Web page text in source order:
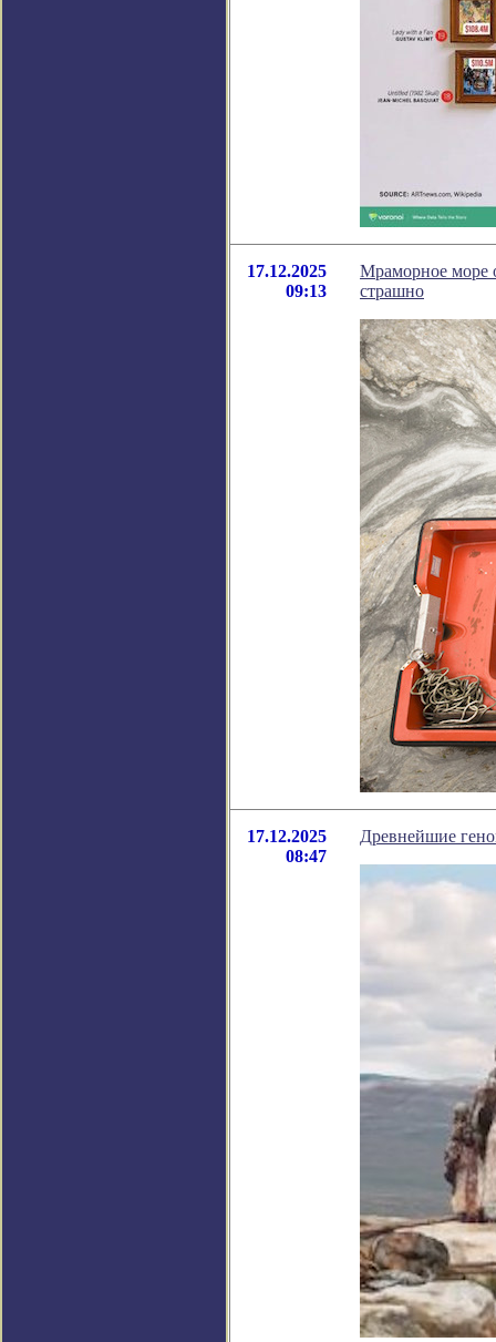
17.12.2025
09:13
Мраморное море
страшно
17.12.2025
08:47
Древнейшие